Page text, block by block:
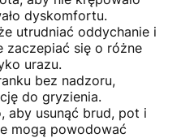
dyskomfortu.
utrudniać oddychanie i
zaczepiać się o różne
urazu.
bez nadzoru,
do gryzienia.
aby usunąć brud, pot i
mogą powodować